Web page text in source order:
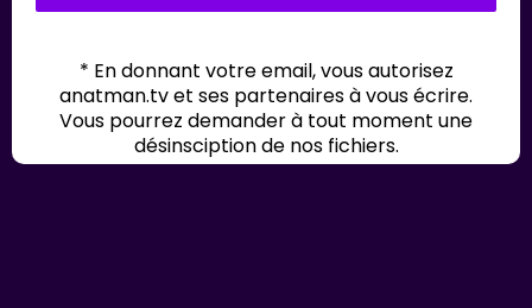
* En donnant votre email, vous autorisez
anatman.tv et ses partenaires à vous écrire.
Vous pourrez demander à tout moment une
désinsciption de nos fichiers.